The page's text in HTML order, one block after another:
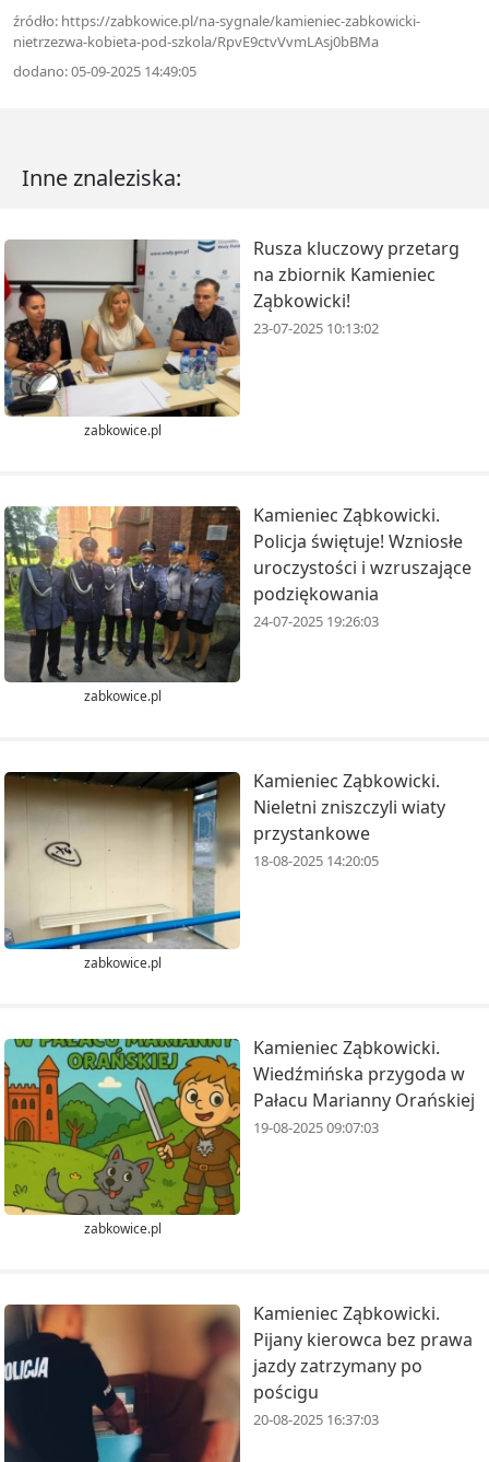
źródło: https://zabkowice.pl/na-sygnale/kamieniec-zabkowicki-
nietrzezwa-kobieta-pod-szkola/RpvE9ctvVvmLAsj0bBMa
dodano: 05-09-2025 14:49:05
Inne znaleziska:
zabkowice.pl
Rusza kluczowy przetarg
na zbiornik Kamieniec
Ząbkowicki!
23-07-2025 10:13:02
zabkowice.pl
Kamieniec Ząbkowicki.
Policja świętuje! Wzniosłe
uroczystości i wzruszające
podziękowania
24-07-2025 19:26:03
zabkowice.pl
Kamieniec Ząbkowicki.
Nieletni zniszczyli wiaty
przystankowe
18-08-2025 14:20:05
zabkowice.pl
Kamieniec Ząbkowicki.
Wiedźmińska przygoda w
Pałacu Marianny Orańskiej
19-08-2025 09:07:03
Kamieniec Ząbkowicki.
Pijany kierowca bez prawa
jazdy zatrzymany po
pościgu
20-08-2025 16:37:03